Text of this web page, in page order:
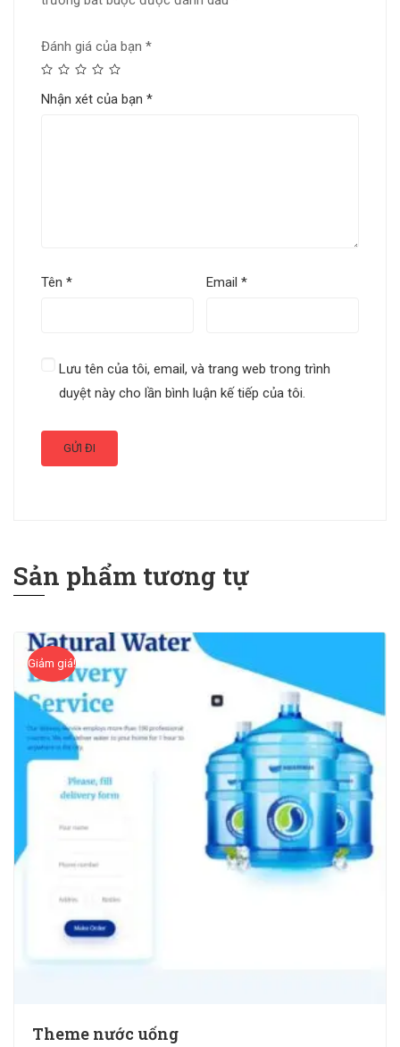
Đánh giá của bạn *
Nhận xét của bạn *
Tên * Email*
Lưu tên của tôi, email, và trang web trong trình
duyệt này cho lần bình luận kế tiếp của tôi.
Sản phẩm tương tự
Giảm giá!
Theme nước uống